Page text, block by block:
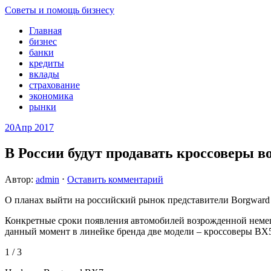
Советы и помощь бизнесу
Главная
бизнес
банки
кредиты
вклады
страхование
экономика
рынки
20Апр 2017
В России будут продавать кроссоверы
Автор: admin ⋅ Оставить комментарий
О планах выйти на российский рынок представители
Конкретные сроки появления автомобилей возрожденной
данный момент в линейке бренда две модели – кроссоверы
1 / 3